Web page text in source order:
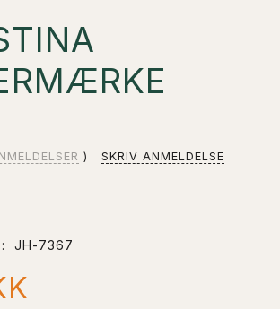
SKRIV ANMELDELSE
JH-7367